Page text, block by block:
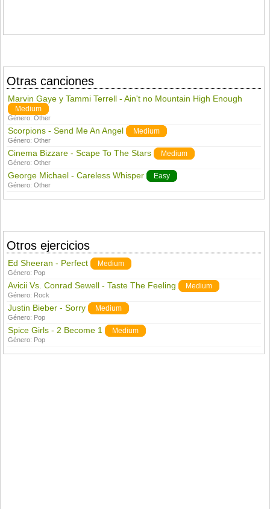
Otras canciones
Marvin Gaye y Tammi Terrell - Ain't no Mountain High Enough
Medium
Género:Other
Scorpions - Send Me An Angel Medium
Género:Other
Cinema Bizzare - Scape To The Stars Medium
Género:Other
George Michael - Careless Whisper Easy
Género:Other
Otros ejercicios
Ed Sheeran - Perfect Medium
Género: Pop
Avicii Vs. Conrad Sewell - Taste The Feeling Medium
Género: Rock
Justin Bieber - Sorry Medium
Género: Pop
Spice Girls - 2 Become 1 Medium
Género: Pop